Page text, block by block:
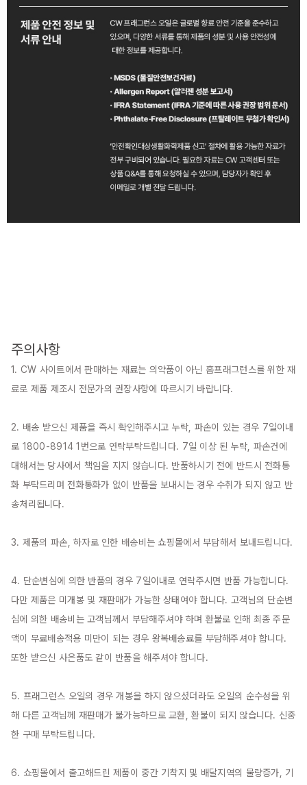
주의사항
1. CW 사이트에서 판매하는 재료는 의약품이 아닌 홈프래그런스를 위한 재
료로 제품 제조시 전문가의 권장사항에 따르시기 바랍니다.
2. 배송 받으신 제품을 즉시 확인해주시고 누락, 파손이 있는 경우 7일이내
로 1800-8914 1번으로 연락부탁드립니다. 7일 이상 된 누락, 파손건에
대해서는 당사에서 책임을 지지 않습니다. 반품하시기 전에 반드시 전화통
화 부탁드리며 전화통화가 없이 반품을 보내시는 경우 수취가 되지 않고 반
송처리됩니다.
3. 제품의 파손, 하자로 인한 배송비는 쇼핑몰에서 부담해서 보내드립니다.
4. 단순변심에 의한 반품의 경우 7일이내로 연락주시면 반품 가능합니다.
다만 제품은 미개봉 및 재판매가 가능한 상태여야 합니다. 고객님의 단순변
심에 의한 배송비는 고객님께서 부담해주셔야 하며 환불로 인해 최종 주문
액이 무료배송적용 미만이 되는 경우 왕복배송료를 부담해주셔야 합니다.
또한 받으신 사은품도 같이 반품을 해주셔야 합니다.
5. 프래그런스 오일의 경우 개봉을 하지 않으셨더라도 오일의 순수성을 위
해 다른 고객님께 재판매가 불가능하므로 교환, 환불이 되지 않습니다. 신중
한 구매 부탁드립니다.
6. 쇼핑몰에서 출고해드린 제품이 중간 기착지 및 배달지역의 물량증가, 기